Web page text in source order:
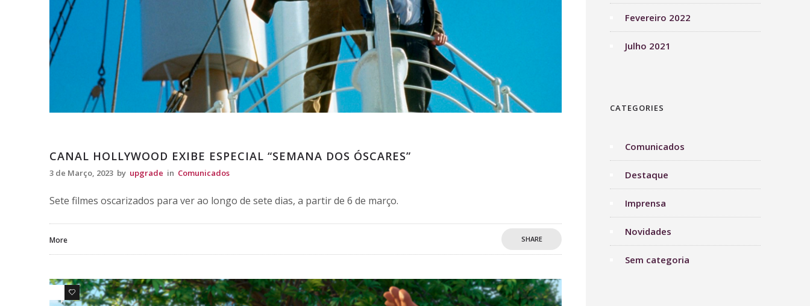
CANAL HOLLYWOOD EXIBE ESPECIAL “SEMANA DOS ÓSCARES”
3 de Março, 2023 by upgrade in Comunicados
Sete filmes oscarizados para ver ao longo de sete dias, a partir de 6 de março.
More SHARE
0
Fevereiro 2022
Julho 2021
CATEGORIES
Comunicados
Destaque
Imprensa
Novidades
Sem categoria